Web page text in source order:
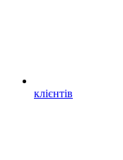
клієнтів